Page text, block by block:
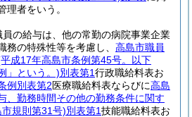
理者をいう。
の給与は、他の常勤の病院事業企業
務の特殊性等を考慮し、 高島市職員
成17年高島市条例第45号。以下
」という。)別表第1行政職給料表お
例別表第2医療職給料表ならびに高島
、勤務時間その他の勤務条件に関す
規則第31号)別表第1技能職給料表お